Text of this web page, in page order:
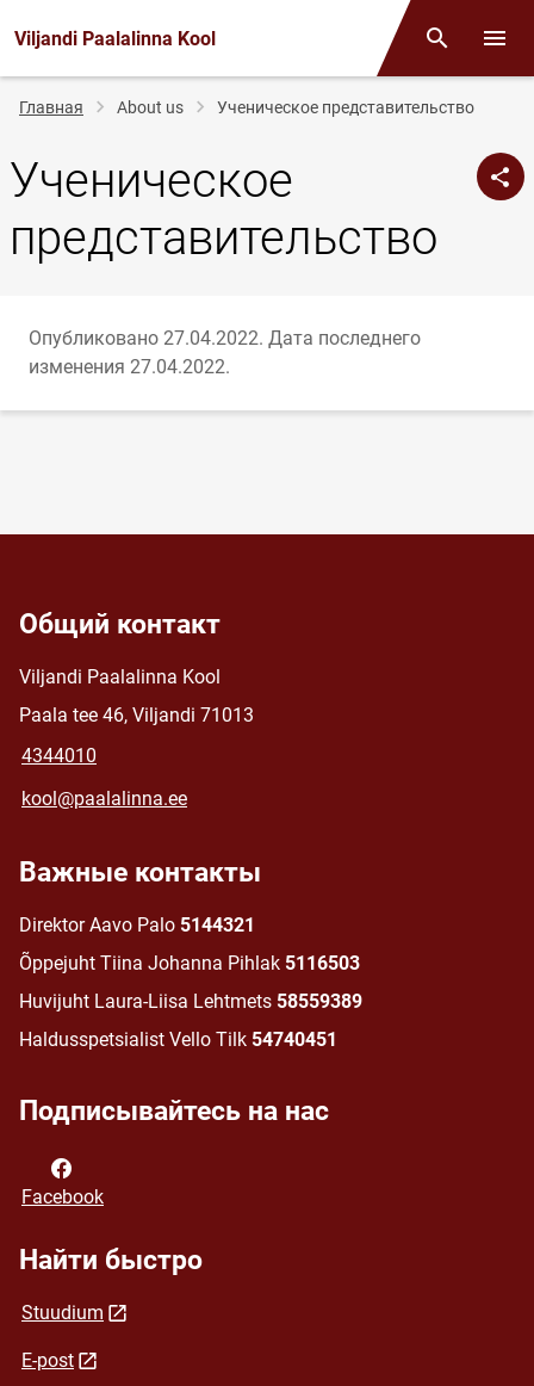
Viljandi Paalalinna Kool Поиск
Строка
навигации
Главная About us Ученическое представительство
Ученическое
представительство
Опубликовано 27.04.2022. Дата последнего
изменения 27.04.2022.
Общий контакт
Viljandi Paalalinna Kool
Paala tee 46, Viljandi 71013
4344010
kool@paalalinna.ee
Важные контакты
Direktor Aavo Palo 5144321
Õppejuht Tiina Johanna Pihlak 5116503
Huvijuht Laura-Liisa Lehtmets 58559389
Haldusspetsialist Vello Tilk 54740451
Подписывайтесь на нас
Facebook
Найти быстро
Stuudium
E-post